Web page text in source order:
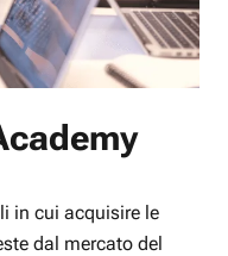
in cui acquisire le
dal mercato del